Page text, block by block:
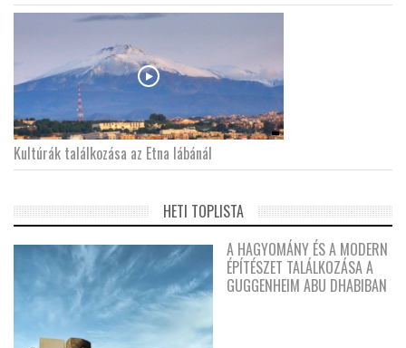
Kultúrák találkozása az Etna lábánál
HETI TOPLISTA
A HAGYOMÁNY ÉS A MODERN
ÉPÍTÉSZET TALÁLKOZÁSA A
GUGGENHEIM ABU DHABIBAN